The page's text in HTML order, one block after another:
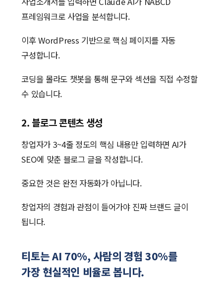
프레임워크로 사업을 분석합니다.
이후 WordPress 기반으로 핵심 페이지를 자동
구성합니다.
코딩을 몰라도 챗봇을 통해 문구와 섹션을 직접 수정할
수 있습니다.
2. 블로그 콘텐츠 생성
창업자가 3~4줄 정도의 핵심 내용만 입력하면 AI가
SEO에 맞춘 블로그 글을 작성합니다.
중요한 것은 완전 자동화가 아닙니다.
창업자의 경험과 관점이 들어가야 진짜 브랜드 글이
됩니다.
티토는 AI 70%, 사람의 경험 30%를
가장 현실적인 비율로 봅니다.